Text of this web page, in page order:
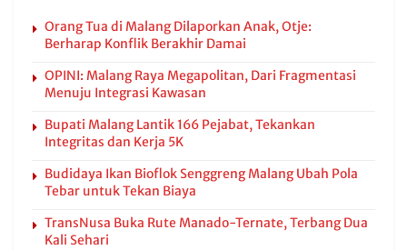
Orang Tua di Malang Dilaporkan Anak, Otje:
Berharap Konflik Berakhir Damai
OPINI: Malang Raya Megapolitan, Dari Fragmentasi
Menuju Integrasi Kawasan
Bupati Malang Lantik 166 Pejabat, Tekankan
Integritas dan Kerja 5K
Budidaya Ikan Bioflok Senggreng Malang Ubah Pola
Tebar untuk Tekan Biaya
TransNusa Buka Rute Manado-Ternate, Terbang Dua
Kali Sehari